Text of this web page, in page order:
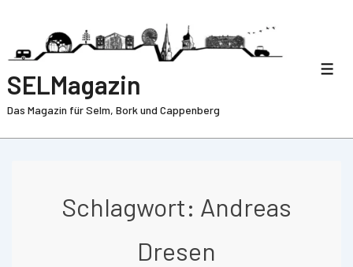
SELMagazin
Das Magazin für Selm, Bork und Cappenberg
Schlagwort: Andreas
Dresen